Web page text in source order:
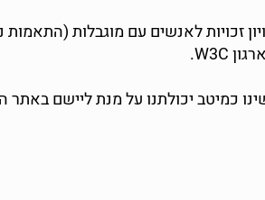
כמיטב יכולתנו על מנת ליישם באתר